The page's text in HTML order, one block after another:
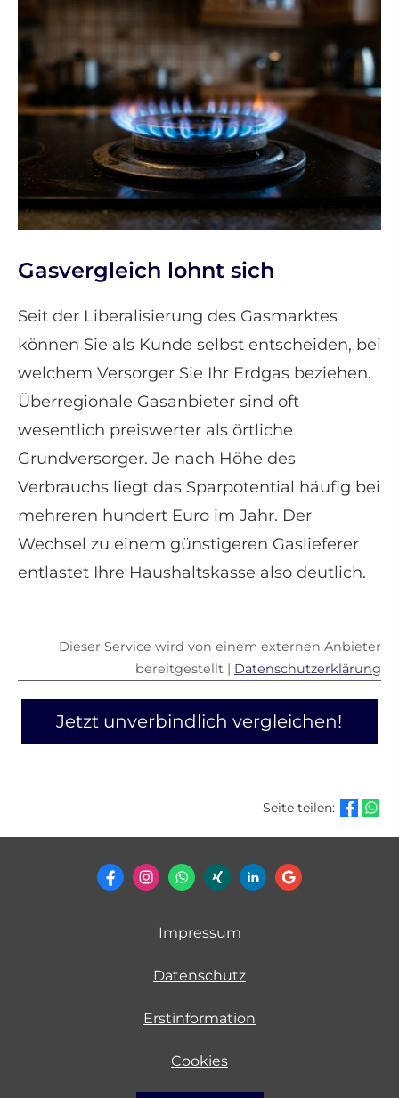
Gasvergleich lohnt sich
Seit der Liberalisierung des Gasmarktes
können Sie als Kunde selbst entscheiden, bei
welchem Versorger Sie Ihr Erdgas beziehen.
Überregionale Gasanbieter sind oft
wesentlich preiswerter als örtliche
Grundversorger. Je nach Höhe des
Verbrauchs liegt das Sparpotential häufig bei
mehreren hundert Euro im Jahr. Der
Wechsel zu einem günstigeren Gaslieferer
entlastet Ihre Haushaltskasse also deutlich.
Dieser Service wird von einem externen Anbieter
bereitgestellt | Datenschutzerklärung
Jetzt unverbindlich vergleichen!
Seite teilen:
Impressum
Datenschutz
Erstinformation
Cookies